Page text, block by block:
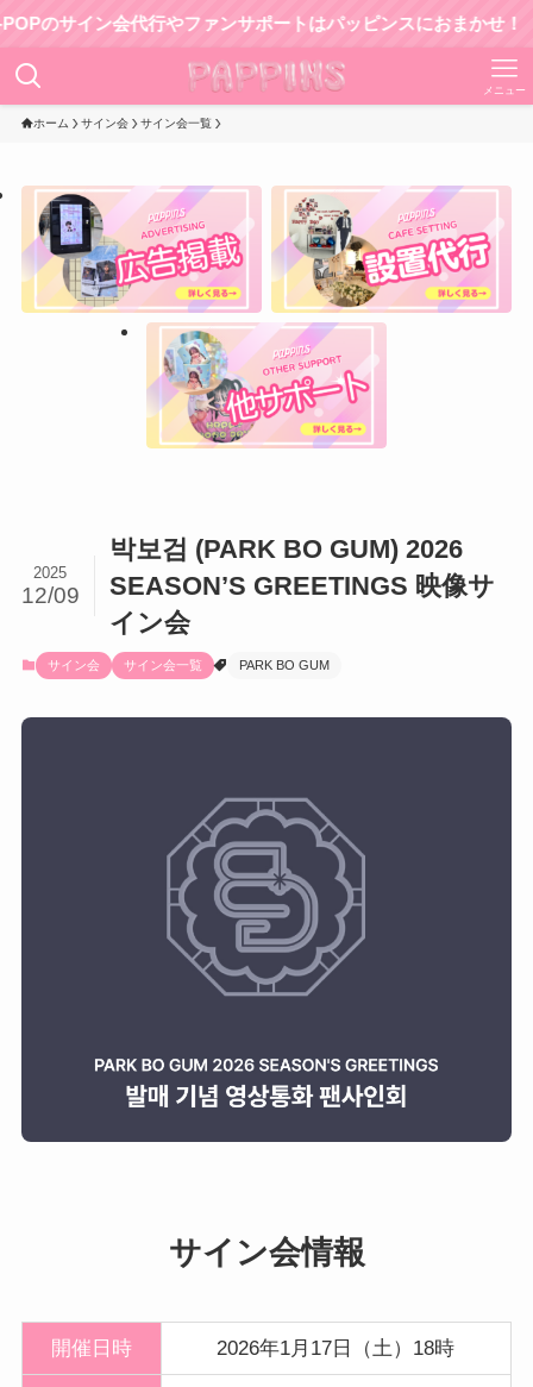
イン会代行やファンサポートはパッピンスにおまかせ！
メニュー
ホーム サイン会 サイン会一覧
박보검 (PARK BO GUM) 2026
SEASON’S GREETINGS 映像サ
イン会
2025
12/09
サイン会 サイン会一覧 PARK BO GUM
サイン会情報
開催日時 2026年1月17日（土）18時